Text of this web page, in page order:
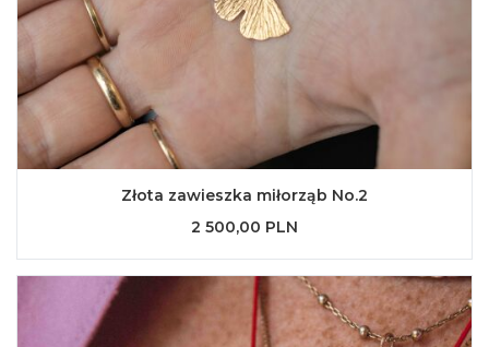
Złota zawieszka miłorząb No.2
2 500,00 PLN